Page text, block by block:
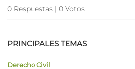
0 Respuestas | 0 Votos
PRINCIPALES TEMAS
Derecho Civil